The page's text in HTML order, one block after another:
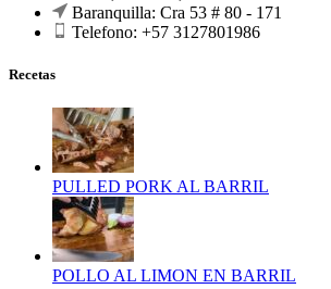
Baranquilla: Cra 53 # 80 - 171
Telefono: +57 3127801986
Recetas
PULLED PORK AL BARRIL
POLLO AL LIMON EN BARRIL